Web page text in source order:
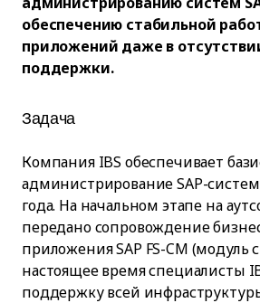
обеспечению стабильной
приложений даже в
поддержки.
Задача
Компания IBS обеспечивает
администрирование SAP-систем
года. На начальном этапе на
передано сопровождение
приложения SAP FS-CM (модуль
настоящее время специалисты
поддержку всей